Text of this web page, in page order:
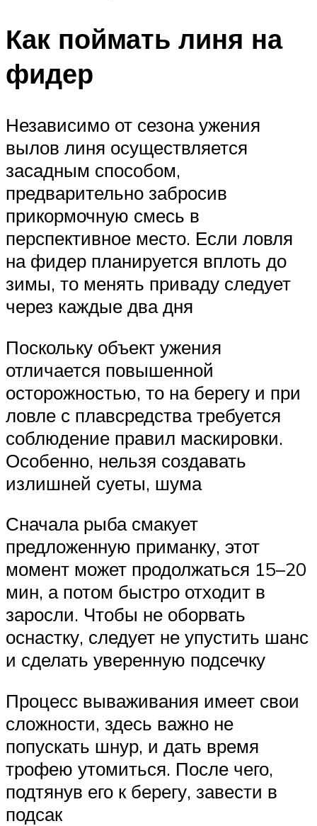
Как поймать линя на
фидер
Независимо от сезона ужения
вылов линя осуществляется
засадным способом,
предварительно забросив
прикормочную смесь в
перспективное место. Если ловля
на фидер планируется вплоть до
зимы, то менять приваду следует
через каждые два дня
Поскольку объект ужения
отличается повышенной
осторожностью, то на берегу и при
ловле с плавсредства требуется
соблюдение правил маскировки.
Особенно, нельзя создавать
излишней суеты, шума
Сначала рыба смакует
предложенную приманку, этот
момент может продолжаться 15–20
мин, а потом быстро отходит в
заросли. Чтобы не оборвать
оснастку, следует не упустить шанс
и сделать уверенную подсечку
Процесс вываживания имеет свои
сложности, здесь важно не
попускать шнур, и дать время
трофею утомиться. После чего,
подтянув его к берегу, завести в
подсак